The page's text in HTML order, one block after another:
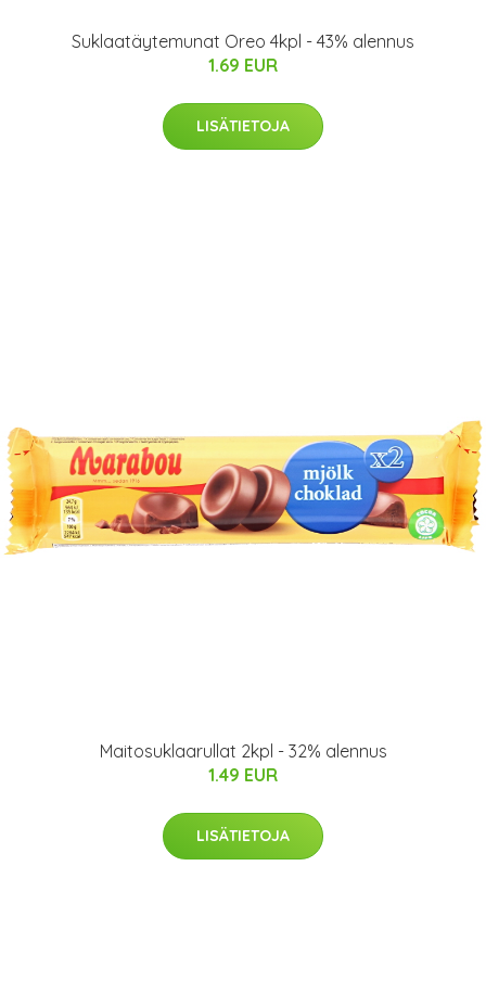
Suklaatäytemunat Oreo 4kpl - 43% alennus
1.69 EUR
LISÄTIETOJA
Maitosuklaarullat 2kpl - 32% alennus
1.49 EUR
LISÄTIETOJA